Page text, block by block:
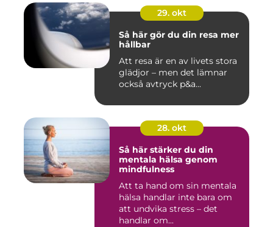
29. okt
Så här gör du din resa mer
hållbar
Att resa är en av livets stora
glädjor – men det lämnar
också avtryck p&a...
28. okt
Så här stärker du din
mentala hälsa genom
mindfulness
Att ta hand om sin mentala
hälsa handlar inte bara om
att undvika stress – det
handlar om...